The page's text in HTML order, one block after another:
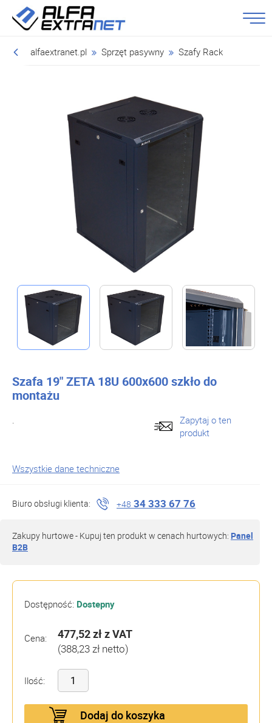
alfaextranet.pl Sprzęt pasywny Szafy Rack
Szafa 19" ZETA 18U 600x600 szkło do
montażu
.
Zapytaj o ten
produkt
Wszystkie dane techniczne
Biuro obsługi klienta: +48 34 333 67 76
Zakupy hurtowe - Kupuj ten produkt w cenach hurtowych: Panel
B2B
Dostępność: Dostepny
Cena: 477,52 złz VAT
(388,23 zł netto)
Ilość:
Dodaj do koszyka